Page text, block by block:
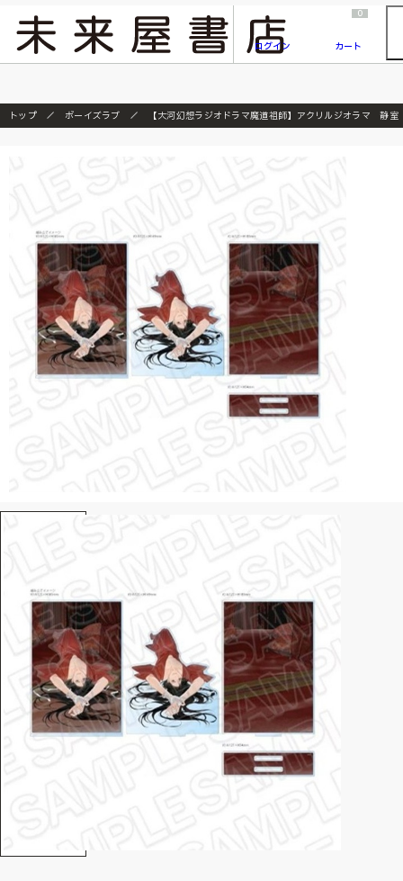
『ONE PIECE magazine 021 ONE PIECEカード付き同梱版』発売延期のご案内
ログイン
0
カート
トップ ボーイズラブ 【大河幻想ラジオドラマ魔道祖師】アクリルジオラマ 静